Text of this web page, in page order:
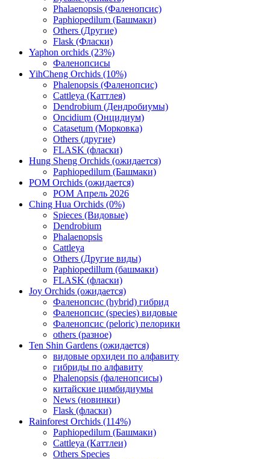
Phalaenopsis (Фаленопсис)
Paphiopedilum (Башмаки)
Others (Другие)
Flask (Фласки)
Yaphon orchids (23%)
Фаленопсисы
YihCheng Orchids (10%)
Phalenopsis (Фаленопсис)
Cattleya (Каттлея)
Dendrobium (Дендробиумы)
Oncidium (Онцидиум)
Catasetum (Морковка)
Others (другие)
FLASK (фласки)
Hung Sheng Orchids (ожидается)
Paphiopedilum (Башмаки)
POM Orchids (ожидается)
POM Апрель 2026
Ching Hua Orchids (0%)
Spieces (Видовые)
Dendrobium
Phalaenopsis
Cattleya
Others (Другие виды)
Paphiopedillum (башмаки)
FLASK (фласки)
Joy Orchids (ожидается)
Фаленопсис (hybrid) гибрид
Фаленопсис (species) видовые
Фаленопсис (peloric) пелорики
others (разное)
Ten Shin Gardens (ожидается)
видовые орхидеи по алфавиту
гибриды по алфавиту
Phalenopsis (фаленопсисы)
китайские цимбидиумы
News (новинки)
Flask (фласки)
Rainforest Orchids (114%)
Paphiopedilum (Башмаки)
Cattleya (Каттлеи)
Others Species